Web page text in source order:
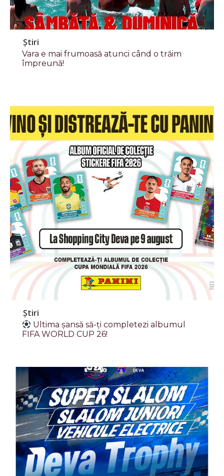
Știri
Vara e mai frumoasă atunci când o trăim
împreună!
Știri
Ultima șansă să-ți completezi albumul
FIFA WORLD CUP 26!